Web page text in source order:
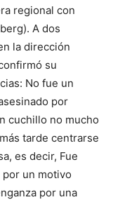
regional con
A dos
la dirección
su
No fue un
por
cuchillo no mucho
tarde centrarse
es decir, Fue
un motivo
por una